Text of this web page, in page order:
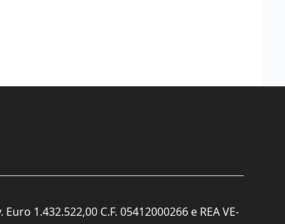
1.432.522,00 C.F. 05412000266 e REA VE-